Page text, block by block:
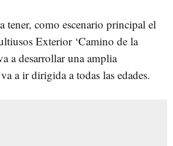
tener, como escenario principal el
Exterior ‘Camino de la
a desarrollar una amplia
a ir dirigida a todas las edades.